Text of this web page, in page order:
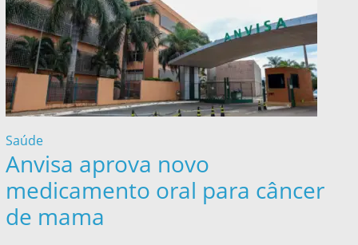
Saúde
Anvisa aprova novo
medicamento oral para câncer
de mama